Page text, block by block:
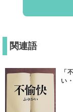
関連語
「
い